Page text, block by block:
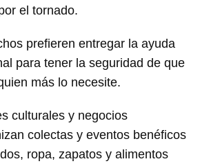
el tornado.
prefieren entregar la ayuda
para tener la seguridad de que
más lo necesite.
culturales y negocios
colectas y eventos benéficos
ropa, zapatos y alimentos